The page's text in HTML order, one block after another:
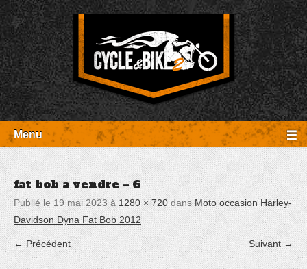
Aller
au
contenu
Cycle et Bike
Entretien Harley-Davidson, préparation et custom, boutique, pièces
détachées Rambouillet
Menu
fat bob a vendre – 6
Publié le 19 mai 2023à 1280 × 720dansMoto occasion Harley-
Davidson Dyna Fat Bob 2012
← Précédent Suivant →
Panneau de gestion des cookies